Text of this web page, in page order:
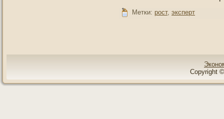
Метки: рост, эксперт
Copyright